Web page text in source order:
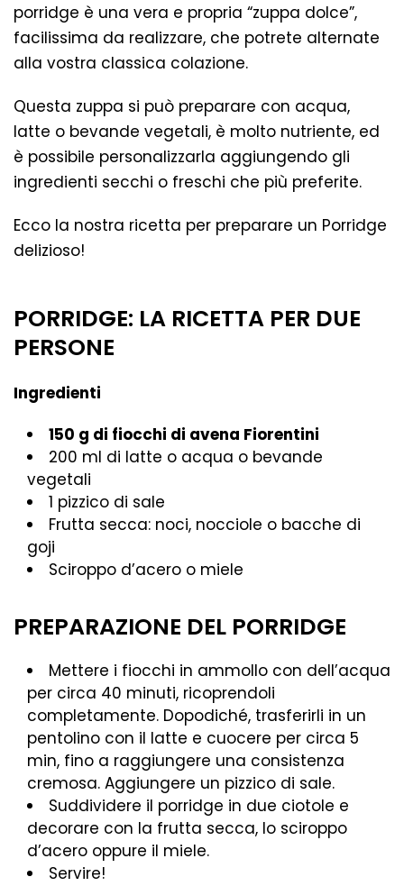
porridge è una vera e propria “zuppa dolce”,
facilissima da realizzare, che potrete alternate
alla vostra classica colazione.
Questa zuppa si può preparare con acqua,
latte o bevande vegetali, è molto nutriente, ed
è possibile personalizzarla aggiungendo gli
ingredienti secchi o freschi che più preferite.
Ecco la nostra ricetta per preparare un Porridge
delizioso!
PORRIDGE: LA RICETTA PER DUE
PERSONE
Ingredienti
150 g di fiocchi di avena Fiorentini
200 ml di latte o acqua o bevande
vegetali
1 pizzico di sale
Frutta secca: noci, nocciole o bacche di
goji
Sciroppo d’acero o miele
PREPARAZIONE DEL PORRIDGE
Mettere i fiocchi in ammollo con dell’acqua
per circa 40 minuti, ricoprendoli
completamente. Dopodiché, trasferirli in un
pentolino con il latte e cuocere per circa 5
min, fino a raggiungere una consistenza
cremosa. Aggiungere un pizzico di sale.
Suddividere il porridge in due ciotole e
decorare con la frutta secca, lo sciroppo
d’acero oppure il miele.
Servire!